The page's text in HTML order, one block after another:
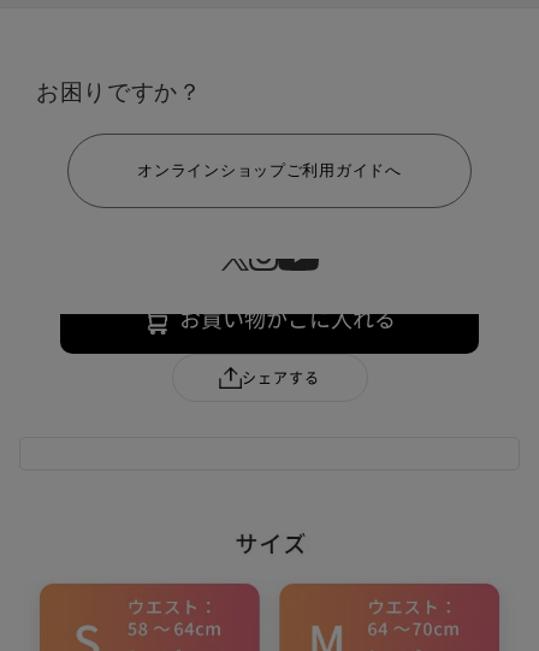
お困りですか？
オンラインショップご利用ガイドへ
サイズ：L
お買い物かごに入れる
シェアする